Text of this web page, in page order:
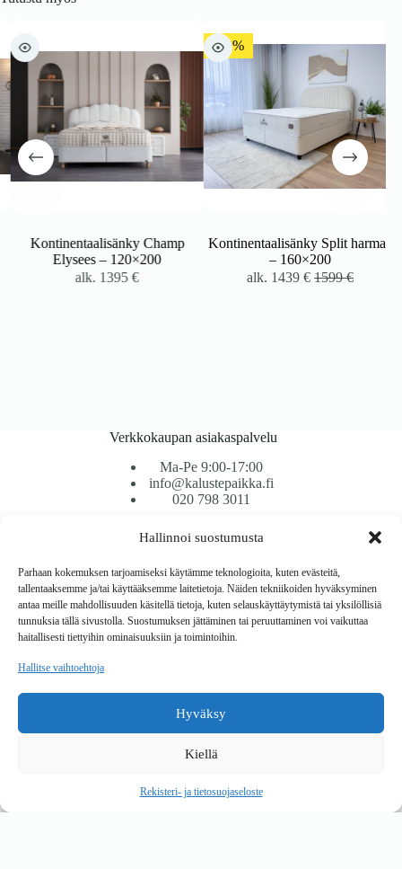
Hallinnoi suostumusta
Parhaan kokemuksen tarjoamiseksi käytämme teknologioita, kuten evästeitä,
tallentaaksemme ja/tai käyttääksemme laitetietoja. Näiden tekniikoiden hyväksyminen
antaa meille mahdollisuuden käsitellä tietoja, kuten selauskäyttäytymistä tai yksilöllisiä
tunnuksia tällä sivustolla. Suostumuksen jättäminen tai peruuttaminen voi vaikuttaa
haitallisesti tiettyihin ominaisuuksiin ja toimintoihin.
Hallitse vaihtoehtoja
Hyväksy
Kiellä
Rekisteri- ja tietosuojaseloste
Kontinentaalisänky Champ
Elysees – 120×200
alk.1395€
-10%
Kontinentaalisänky Split harmaa
– 160×200
alk.1439€ 1599€
Verkkokaupan asiakaspalvelu
Ma-Pe 9:00-17:00
info@kalustepaikka.fi
020 798 3011
Tavarantoimitus / Maksutavat
Toimitustavat
Maksutavat
Vaihto ja palautus
Reklamaatiot
Copyright © 2026 Kalustepaikka